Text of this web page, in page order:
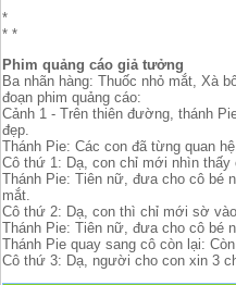
*
* *
Phim quảng cáo giả tưởng
Ba nhãn hàng: Thuốc nhỏ mắt, Xà
đoạn phim quảng cáo:
Cảnh 1 - Trên thiên đường, thánh
đẹp.
Thánh Pie: Các con đã từng quan
Cô thứ 1: Dạ, con chỉ mới nhìn thấy
Thánh Pie: Tiên nữ, đưa cho cô bé
mắt.
Cô thứ 2: Dạ, con thì chỉ mới sờ
Thánh Pie: Tiên nữ, đưa cho cô bé
Thánh Pie quay sang cô còn lại:
Cô thứ 3: Dạ, người cho con xin 3